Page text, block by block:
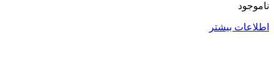
ناموجود
اطلاعات بیشتر